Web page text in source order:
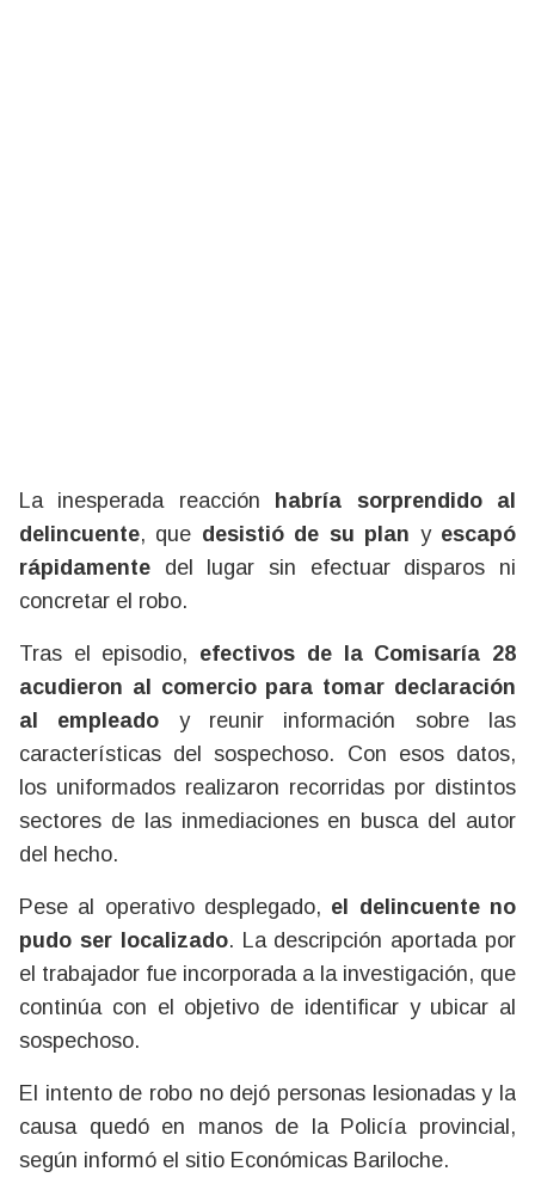
La inesperada reacción habría sorprendido al
delincuente, que desistió de su plan y escapó
rápidamente del lugar sin efectuar disparos ni
concretar el robo.
Tras el episodio, efectivos de la Comisaría 28
acudieron al comercio para tomar declaración
al empleado y reunir información sobre las
características del sospechoso. Con esos datos,
los uniformados realizaron recorridas por distintos
sectores de las inmediaciones en busca del autor
del hecho.
Pese al operativo desplegado, el delincuente no
pudo ser localizado. La descripción aportada por
el trabajador fue incorporada a la investigación, que
continúa con el objetivo de identificar y ubicar al
sospechoso.
El intento de robo no dejó personas lesionadas y la
causa quedó en manos de la Policía provincial,
según informó el sitio Económicas Bariloche.